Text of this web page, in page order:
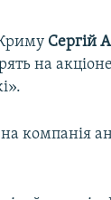
Сергій
на
компанія